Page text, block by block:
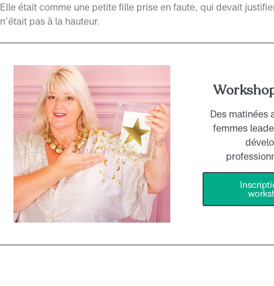
Elle était comme une petite fille prise en faute, qui devait
n’était pas à la hauteur.
Des matinées
femmes